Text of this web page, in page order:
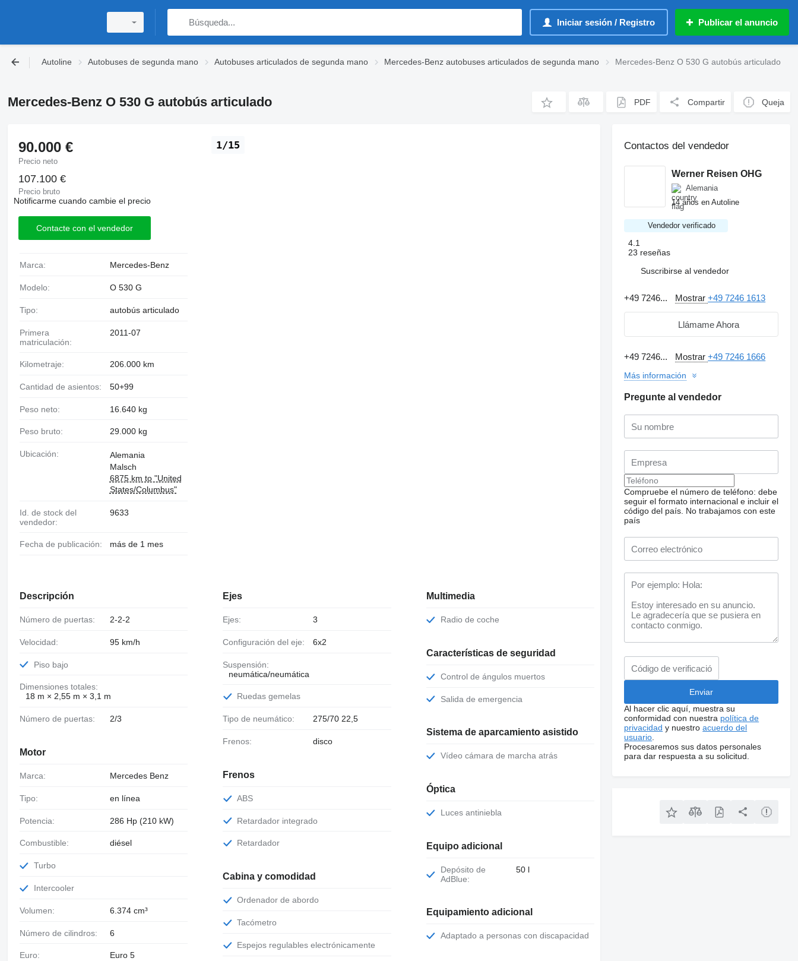
Iniciar sesión / Registro Publicar el anuncio
Autoline Autobuses de segunda mano Autobuses articulados de segunda mano Mercedes-Benz autobuses articulados de segunda mano Mercedes-Benz O 530 G autobús articulado
Mercedes-Benz O 530 G autobús articulado PDF Compartir Queja
1/15
90.000 €
Precio neto
107.100 €
Precio bruto
Notificarme cuando cambie el precio
Contacte con el vendedor
Marca: Mercedes-Benz
Modelo: O 530 G
Tipo: autobús articulado
Primera
matriculación:
2011-07
Kilometraje: 206.000 km
Cantidad de asientos: 50+99
Peso neto: 16.640 kg
Peso bruto: 29.000 kg
Ubicación:
Alemania
Malsch
6875 km to "United
States/Columbus"
Id. de stock del
vendedor:
9633
Fecha de publicación: más de 1 mes
Descripción
Número de puertas: 2-2-2
Velocidad: 95 km/h
Piso bajo
Dimensiones totales:
18 m × 2,55 m × 3,1 m
Número de puertas: 2/3
Motor
Marca: Mercedes Benz
Tipo: en línea
Potencia: 286 Hp (210 kW)
Combustible: diésel
Turbo
Intercooler
Volumen: 6.374 cm³
Número de cilindros: 6
Euro: Euro 5
Ejes
Ejes: 3
Configuración del eje: 6x2
Suspensión:
neumática/neumática
Ruedas gemelas
Tipo de neumático: 275/70 22,5
Frenos: disco
Frenos
ABS
Retardador integrado
Retardador
Cabina y comodidad
Ordenador de abordo
Tacómetro
Espejos regulables electrónicamente
Multimedia
Radio de coche
Características de seguridad
Control de ángulos muertos
Salida de emergencia
Sistema de aparcamiento asistido
Vídeo cámara de marcha atrás
Óptica
Luces antiniebla
Equipo adicional
Depósito de
AdBlue:
50 l
Equipamiento adicional
Adaptado a personas con discapacidad
Contactos del vendedor
Werner Reisen OHG
Alemania
14 años en Autoline
Vendedor verificado
4.1
23 reseñas
Suscribirse al vendedor
+49 7246... Mostrar+49 7246 1613
Llámame Ahora
+49 7246... Mostrar+49 7246 1666
Más información
Pregunte al vendedor
Compruebe el número de teléfono: debe
seguir el formato internacional e incluir el
código del país. No trabajamos con este
país
Al hacer clic aquí, muestra su
conformidad con nuestra política de
privacidad y nuestroacuerdo del
usuario
Procesaremos sus datos personales
para dar respuesta a su solicitud.